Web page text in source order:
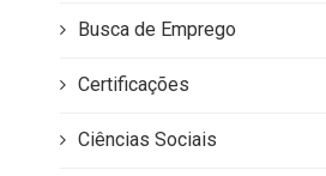
Busca de Emprego
Certificações
Ciências Sociais